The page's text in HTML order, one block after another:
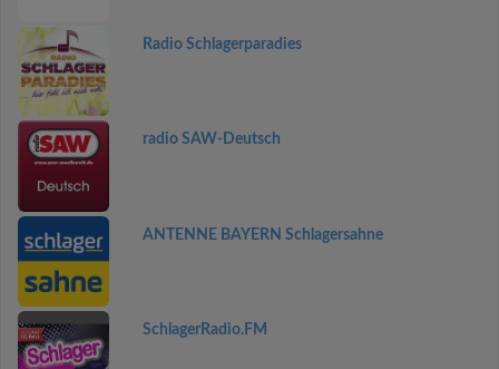
Radio Schlagerparadies
radio SAW-Deutsch
ANTENNE BAYERN Schlagersahne
SchlagerRadio.FM